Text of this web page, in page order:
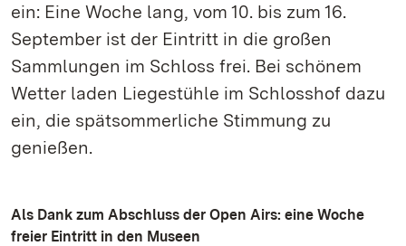
ein: Eine Woche lang, vom 10. bis zum 16.
September ist der Eintritt in die großen
Sammlungen im Schloss frei. Bei schönem
Wetter laden Liegestühle im Schlosshof dazu
ein, die spätsommerliche Stimmung zu
genießen.
Als Dank zum Abschluss der Open Airs: eine Woche
freier Eintritt in den Museen